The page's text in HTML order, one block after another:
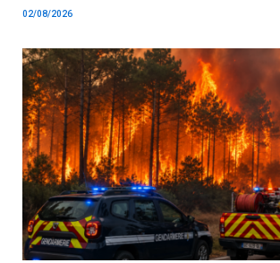
02/08/2026